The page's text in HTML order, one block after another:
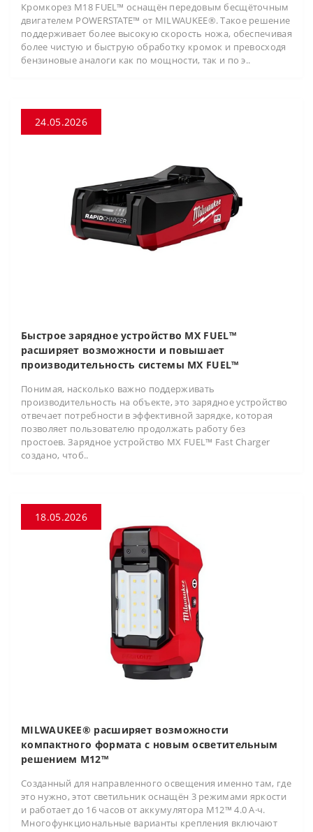
Кромкорез M18 FUEL™ оснащён передовым бесщёточным
двигателем POWERSTATE™ от MILWAUKEE®. Такое решение
поддерживает более высокую скорость ножа, обеспечивая
более чистую и быструю обработку кромок и превосходя
бензиновые аналоги как по мощности, так и по э..
24.05.2026
Быстрое зарядное устройство MX FUEL™
расширяет возможности и повышает
производительность системы MX FUEL™
Понимая, насколько важно поддерживать
производительность на объекте, это зарядное устройство
отвечает потребности в эффективной зарядке, которая
позволяет пользователю продолжать работу без
простоев. Зарядное устройство MX FUEL™ Fast Charger
создано, чтоб..
18.05.2026
MILWAUKEE® расширяет возможности
компактного формата с новым осветительным
решением M12™
Созданный для направленного освещения именно там, где
это нужно, этот светильник оснащён 3 режимами яркости
и работает до 16 часов от аккумулятора M12™ 4.0 А·ч.
Многофункциональные варианты крепления включают